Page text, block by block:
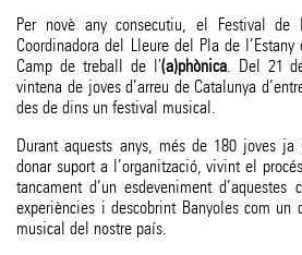
Per novè any consecutiu, el Festival
Coordinadora del Lleure del Pla de
Camp de treball de l'(a)phònica. Del 21
vintena de joves d’arreu de Catalunya
des de dins un festival musical.
Durant aquests anys, més de 180 joves
donar suport a l’organització, vivint el
tancament d’un esdeveniment d’aquestes
experiències i descobrint Banyoles com
musical del nostre país.